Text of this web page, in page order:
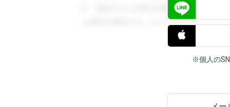
す。登録すると回答を閲覧することがで
と回答を閲覧することができます。
※個人の